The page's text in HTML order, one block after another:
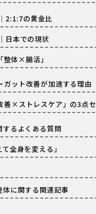
2:1:7の黄金比
日本での現状
整体×腸活」
ガット改善が加速する理由
善×ストレスケア」の3点
するよくある質問
全身を変える」
に関する関連記事